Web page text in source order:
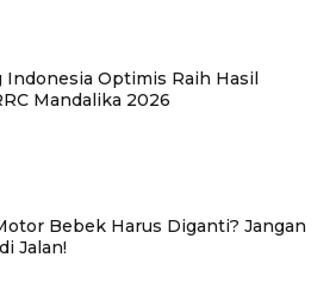
Indonesia Optimis Raih Hasil
Mandalika 2026
Bebek Harus Diganti? Jangan
Jalan!